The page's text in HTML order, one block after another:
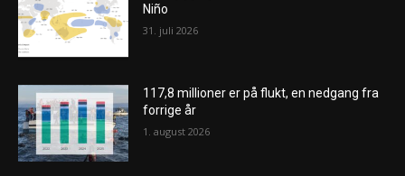
Niño
31. juli 2026
117,8 millioner er på flukt, en nedgang fra
forrige år
1. august 2026